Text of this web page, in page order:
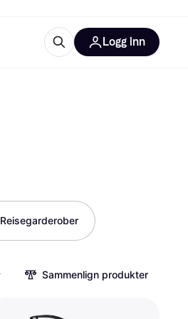
Logg inn
Reisegarderober
Sammenlign produkter